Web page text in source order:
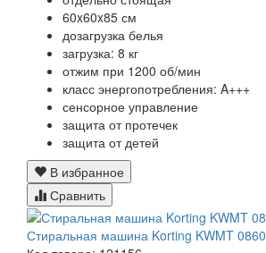
60x60x85 см
дозагрузка белья
загрузка: 8 кг
отжим при 1200 об/мин
класс энергопотребления: A+++
сенсорное управление
защита от протечек
защита от детей
В избранное
Сравнить
Стиральная машина Korting KWMT 0860